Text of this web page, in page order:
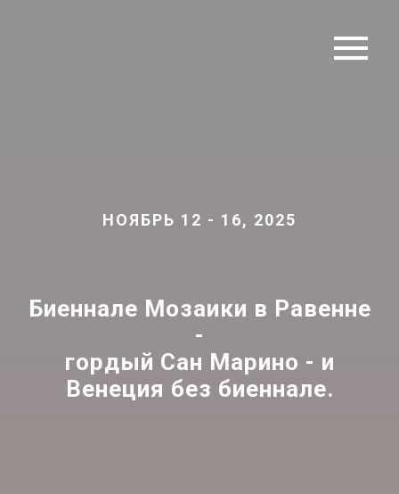
НОЯБРЬ 12 - 16, 2025
Биеннале Мозаики в Равенне
-
гордый Сан Марино - и
Венеция без биеннале.